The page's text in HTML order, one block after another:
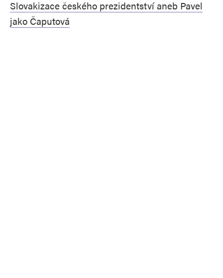
Slovakizace českého prezidentství aneb Pavel
jako Čaputová